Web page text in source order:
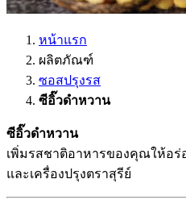
หน้าแรก
ผลิตภัณฑ์
ซอสปรุงรส
ซีอิ๊วดำหวาน
ซีอิ๊วดำหวาน
เพิ่มรสชาติอาหารของคุณให้อร่
และเครื่องปรุงตราสุรีย์